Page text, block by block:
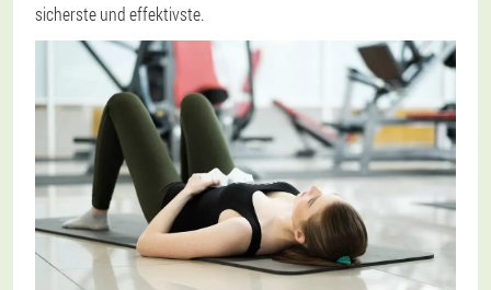
sicherste und effektivste.